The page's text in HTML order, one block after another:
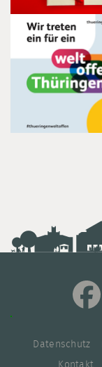
Datenschutz
Kontakt